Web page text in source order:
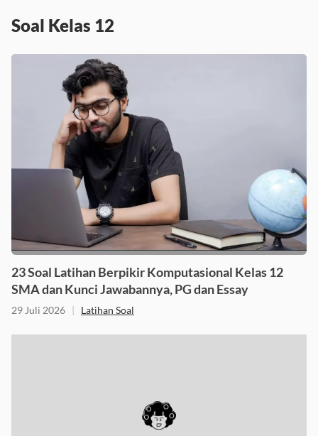
Soal Kelas 12
23 Soal Latihan Berpikir Komputasional Kelas 12
SMA dan Kunci Jawabannya, PG dan Essay
29 Juli 2026 | Latihan Soal